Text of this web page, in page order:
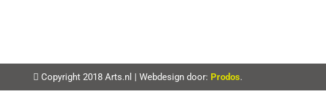
Copyright 2018 Arts.nl | Webdesign door: Prodos.